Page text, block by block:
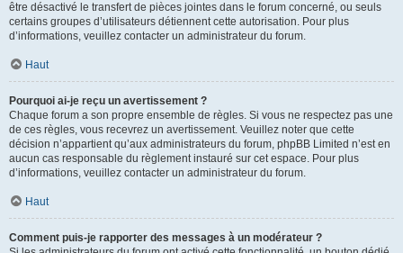
être désactivé le transfert de pièces jointes dans le forum concerné, ou seuls
certains groupes d’utilisateurs détiennent cette autorisation. Pour plus
d’informations, veuillez contacter un administrateur du forum.
Haut
Pourquoi ai-je reçu un avertissement ?
Chaque forum a son propre ensemble de règles. Si vous ne respectez pas une
de ces règles, vous recevrez un avertissement. Veuillez noter que cette
décision n’appartient qu’aux administrateurs du forum, phpBB Limited n’est en
aucun cas responsable du règlement instauré sur cet espace. Pour plus
d’informations, veuillez contacter un administrateur du forum.
Haut
Comment puis-je rapporter des messages à un modérateur ?